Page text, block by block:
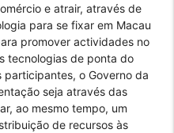
e atrair, através de
para se fixar em Macau
promover actividades no
tecnologias de ponta do
o Governo da
seja através das
ao mesmo tempo, um
de recursos às